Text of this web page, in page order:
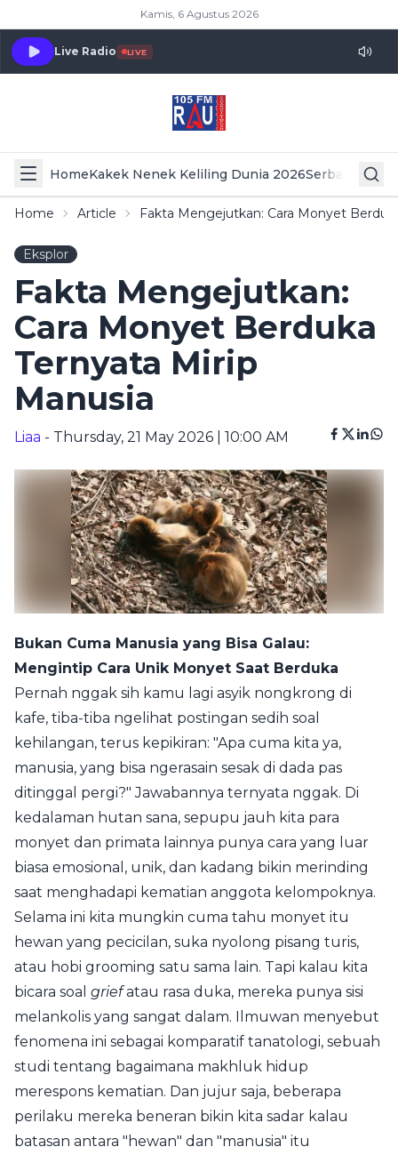
Kamis, 6 Agustus 2026
Live Radio LIVE
HomeKakek Nenek Keliling Dunia 2026Serba Serbi
Home Article Fakta Mengejutkan: Cara Monyet
Eksplor
Fakta Mengejutkan:
Cara Monyet Berduka
Ternyata Mirip
Manusia
Liaa - Thursday, 21 May 2026 | 10:00 AM
Bukan Cuma Manusia yang Bisa Galau:
Mengintip Cara Unik Monyet Saat Berduka
Pernah nggak sih kamu lagi asyik nongkrong di
kafe, tiba-tiba ngelihat postingan sedih soal
kehilangan, terus kepikiran: "Apa cuma kita ya,
manusia, yang bisa ngerasain sesak di dada pas
ditinggal pergi?" Jawabannya ternyata nggak. Di
kedalaman hutan sana, sepupu jauh kita para
monyet dan primata lainnya punya cara yang luar
biasa emosional, unik, dan kadang bikin merinding
saat menghadapi kematian anggota kelompoknya.
Selama ini kita mungkin cuma tahu monyet itu
hewan yang pecicilan, suka nyolong pisang turis,
atau hobi grooming satu sama lain. Tapi kalau kita
bicara soal griefatau rasa duka, mereka punya sisi
melankolis yang sangat dalam. Ilmuwan menyebut
fenomena ini sebagai komparatif tanatologi, sebuah
studi tentang bagaimana makhluk hidup
merespons kematian. Dan jujur saja, beberapa
perilaku mereka beneran bikin kita sadar kalau
batasan antara "hewan" dan "manusia" itu